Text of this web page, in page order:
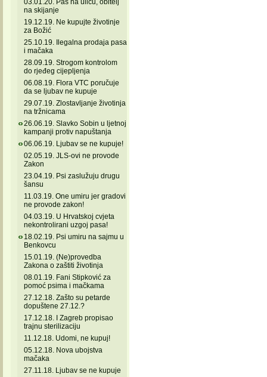
03.01.20. Pas na ulicu, obitelj
na skijanje
19.12.19. Ne kupujte životinje
za Božić
25.10.19. Ilegalna prodaja pasa
i mačaka
28.09.19. Strogom kontrolom
do rjeđeg cijepljenja
06.08.19. Flora VTC poručuje
da se ljubav ne kupuje
29.07.19. Zlostavljanje životinja
na tržnicama
26.06.19. Slavko Sobin u ljetnoj
kampanji protiv napuštanja
06.06.19. Ljubav se ne kupuje!
02.05.19. JLS-ovi ne provode
Zakon
23.04.19. Psi zaslužuju drugu
šansu
11.03.19. One umiru jer gradovi
ne provode zakon!
04.03.19. U Hrvatskoj cvjeta
nekontrolirani uzgoj pasa!
18.02.19. Psi umiru na sajmu u
Benkovcu
15.01.19. (Ne)provedba
Zakona o zaštiti životinja
08.01.19. Fani Stipković za
pomoć psima i mačkama
27.12.18. Zašto su petarde
dopuštene 27.12.?
17.12.18. I Zagreb propisao
trajnu sterilizaciju
11.12.18. Udomi, ne kupuj!
05.12.18. Nova ubojstva
mačaka
27.11.18. Ljubav se ne kupuje